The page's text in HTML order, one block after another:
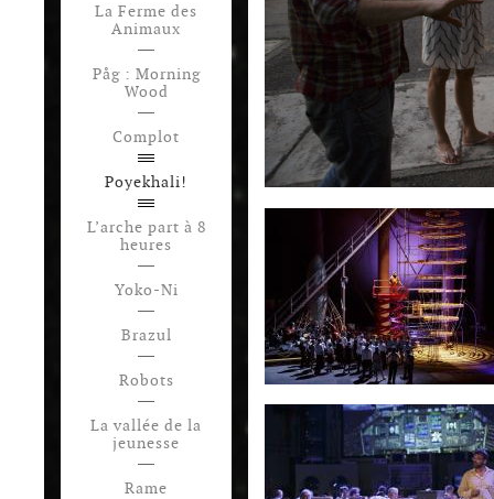
La Ferme des
Animaux
Påg : Morning
Wood
Complot
Poyekhali!
L’arche part à 8
heures
Yoko-Ni
Brazul
Robots
La vallée de la
jeunesse
Rame